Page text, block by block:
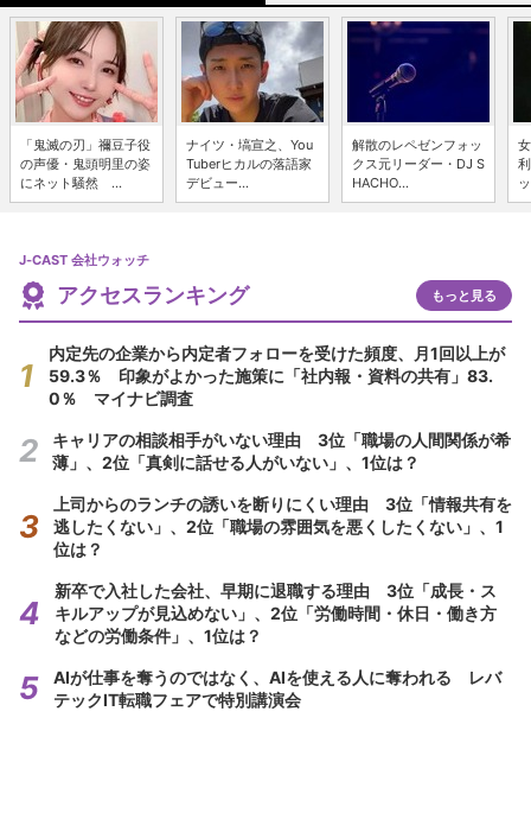
「鬼滅の刃」禰豆子役
の声優・鬼頭明里の姿
にネット騒然 ...
ナイツ・塙宣之、You
Tuberヒカルの落語家
デビュー...
解散のレペゼンフォッ
クス元リーダー・DJ S
HACHO...
J-CAST 会社ウォッチ
アクセスランキング もっと見る
内定先の企業から内定者フォローを受けた頻度、月1回以上が
59.3％ 印象がよかった施策に「社内報・資料の共有」83.
0％ マイナビ調査
キャリアの相談相手がいない理由 3位「職場の人間関係が希
薄」、2位「真剣に話せる人がいない」、1位は？
上司からのランチの誘いを断りにくい理由 3位「情報共有を
逃したくない」、2位「職場の雰囲気を悪くしたくない」、1
位は？
新卒で入社した会社、早期に退職する理由 3位「成長・ス
キルアップが見込めない」、2位「労働時間・休日・働き方
などの労働条件」、1位は？
AIが仕事を奪うのではなく、AIを使える人に奪われる レバ
テックIT転職フェアで特別講演会